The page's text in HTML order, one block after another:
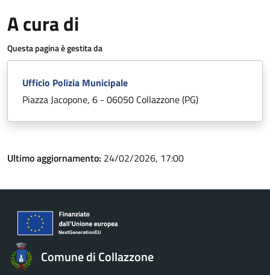
A cura di
Questa pagina è gestita da
Ufficio Polizia Municipale
Piazza Jacopone, 6 - 06050 Collazzone (PG)
Ultimo aggiornamento: 24/02/2026, 17:00
Comune di Collazzone